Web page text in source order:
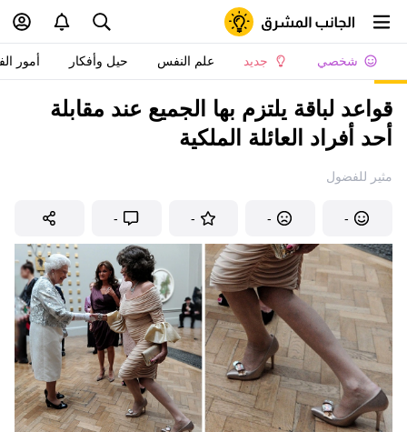
شخصي جديد علم النفس حيل وأفكار أمور
قواعد لباقة يلتزم بها الجميع عند مقابلة
أحد أفراد العائلة الملكية
مثير للفضول
-
-
-
-